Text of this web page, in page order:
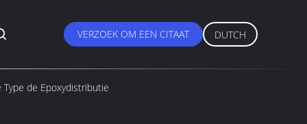
VERZOEK OM EEN CITAAT DUTCH
de Epoxydistributie